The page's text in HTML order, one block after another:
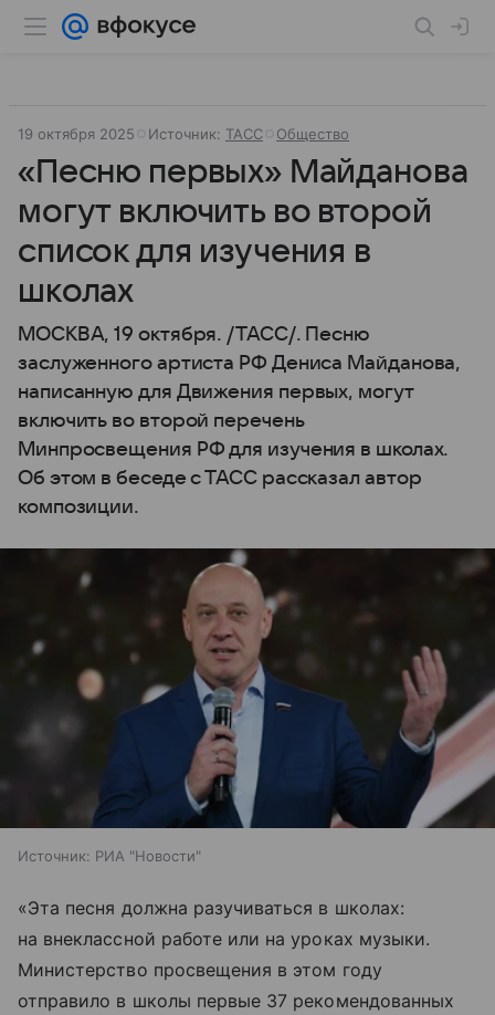
19 октября 2025 Источник: ТАСС Общество
«Песню первых» Майданова
могут включить во второй
список для изучения в
школах
МОСКВА, 19 октября. /ТАСС/. Песню
заслуженного артиста РФ Дениса Майданова,
написанную для Движения первых, могут
включить во второй перечень
Минпросвещения РФ для изучения в школах.
Об этом в беседе с ТАСС рассказал автор
композиции.
Источник: РИА "Новости"
«Эта песня должна разучиваться в школах:
на внеклассной работе или на уроках музыки.
Министерство просвещения в этом году
отправило в школы первые 37 рекомендованных